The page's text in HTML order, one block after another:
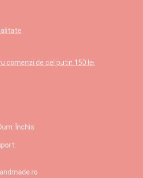
comenzi de cel putin 150 lei
Închis